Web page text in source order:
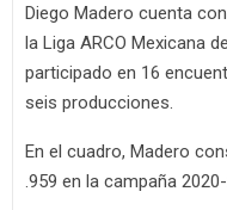
Diego Madero cuenta
la Liga ARCO Mexicana
participado en 16
seis producciones.
En el cuadro, Madero
.959 en la campaña